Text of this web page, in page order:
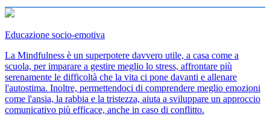
Educazione socio-emotiva
La Mindfulness è un superpotere davvero utile, a casa come a
scuola, per imparare a gestire meglio lo stress, affrontare più
serenamente le difficoltà che la vita ci pone davanti e allenare
l'autostima. Inoltre, permettendoci di comprendere meglio emozioni
come l'ansia, la rabbia e la tristezza, aiuta a sviluppare un approccio
comunicativo più efficace, anche in caso di conflitto.